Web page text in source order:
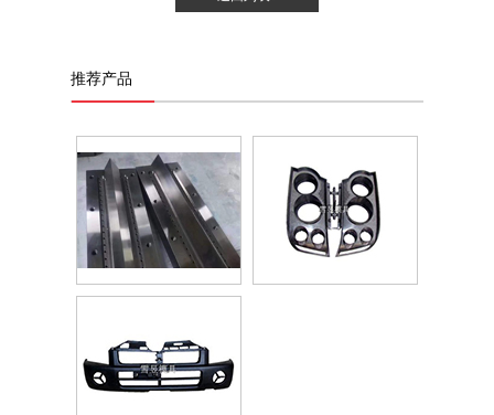
推荐产品